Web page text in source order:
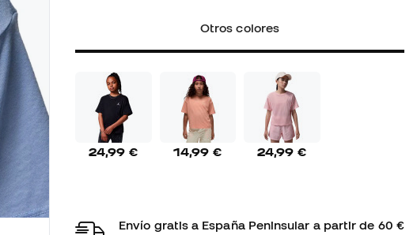
Otros colores
24,99 € 14,99 € 24,99 €
Envío gratis a España Peninsular a partir de 60 €